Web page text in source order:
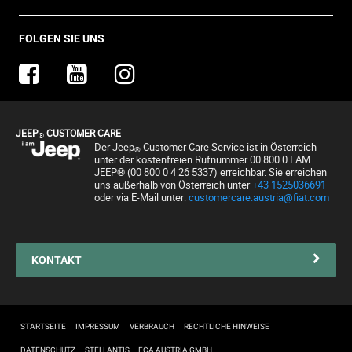
Jeep & Juventus
Angebot anfordern
FlexCare
Alle Services
Uconnect Services
Kundendienst
Servicepartner finden
Connected Services Kontaktformular
FOLGEN SIE UNS
JEEP® CUSTOMER CARE
Der Jeep® Customer Care Service ist in Österreich
unter der kostenfreien Rufnummer 00 800 0 I AM
JEEP® (00 800 0 4 26 5337) erreichbar. Sie erreichen
uns außerhalb von Österreich unter+43 1525036691
oder via E-Mail unter:customercare.austria@fiat.com
KONTAKT
STARTSEITE IMPRESSUM VERBRAUCH RECHTLICHE HINWEISE
DATENSCHUTZ STELLANTIS – FCA AUSTRIA GMBH